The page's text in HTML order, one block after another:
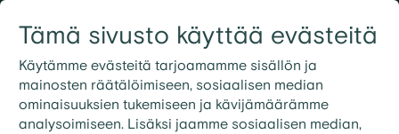
Tämä sivusto käyttää evästeitä
Käytämme evästeitä tarjoamamme sisällön ja
mainosten räätälöimiseen, sosiaalisen median
ominaisuuksien tukemiseen ja kävijämäärämme
analysoimiseen. Lisäksi jaamme sosiaalisen median,
09 3158 7600
bluestep.fi > Laina > FAQ - Vakuudellinen laina